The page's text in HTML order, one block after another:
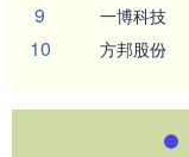
9 一博科技
10 方邦股份